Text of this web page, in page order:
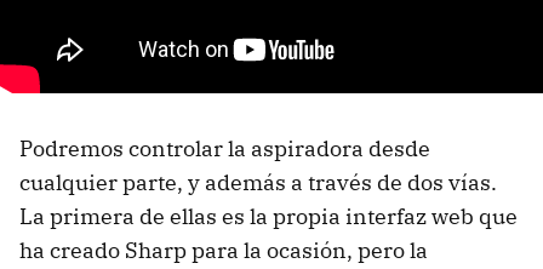
Podremos controlar la aspiradora desde
cualquier parte, y además a través de dos vías.
La primera de ellas es la propia interfaz web que
ha creado Sharp para la ocasión, pero la